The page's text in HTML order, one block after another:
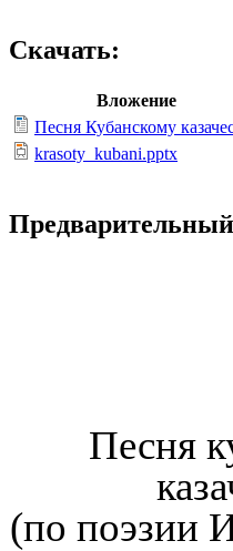
Скачать:
Вложение
Песня Кубанскому
krasoty_kubani.pptx
Песня
(по поэзии